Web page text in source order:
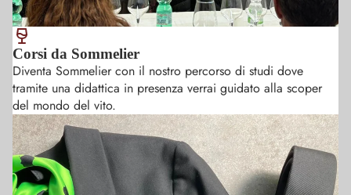
Corsi da Sommelier
Diventa Sommelier con il nostro percorso di studi dove
tramite una didattica in presenza verrai guidato alla scoper
del mondo del vito.